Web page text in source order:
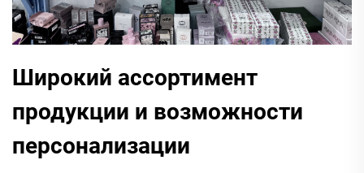
Широкий ассортимент
продукции и возможности
персонализации